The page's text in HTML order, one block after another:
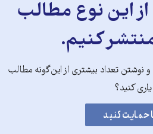
این نوع مطالب
کنیم.
نوشتن تعداد بیشتری از این‌گونه مطالب
یاری کنید؟